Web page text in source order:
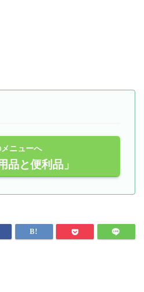
ニューへ
品と便利品」